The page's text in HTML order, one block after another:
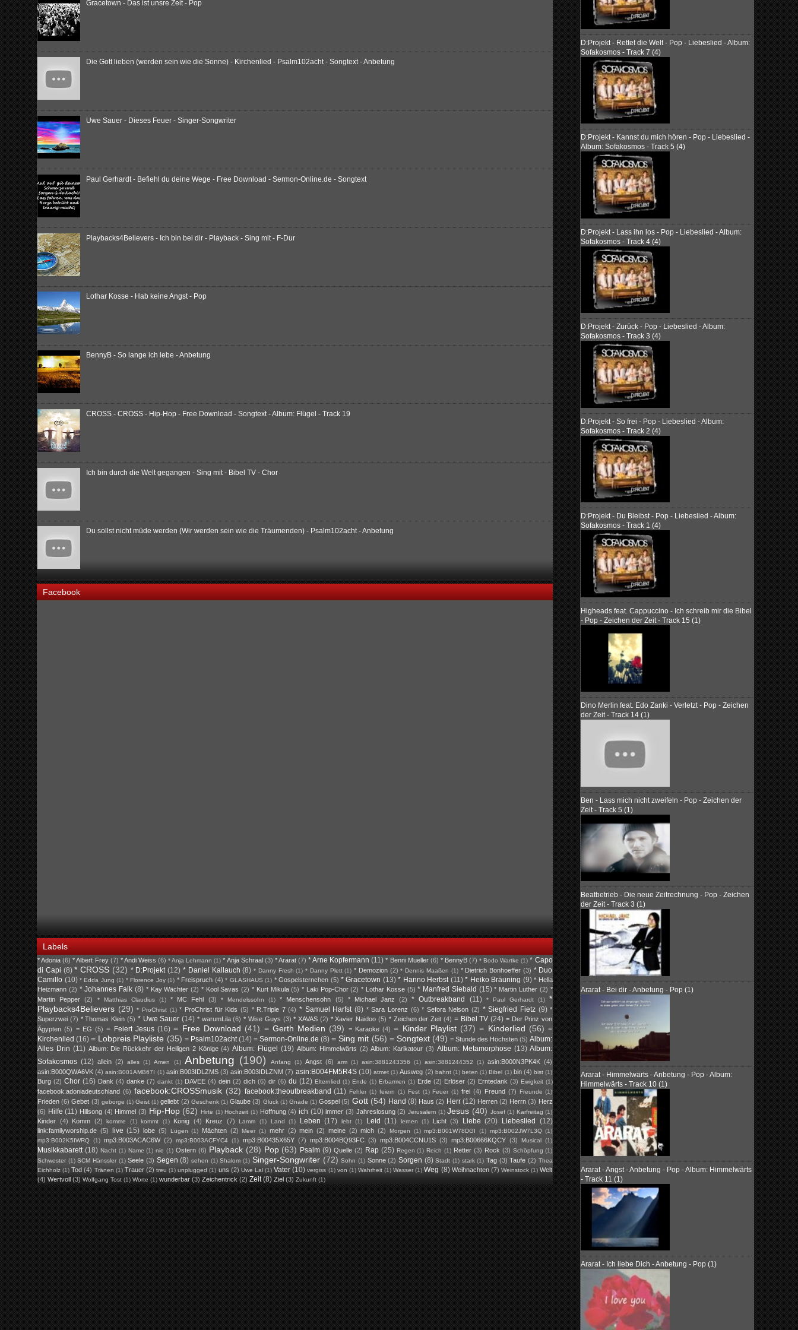
Gracetown - Das ist unsre Zeit - Pop
Die Gott lieben (werden sein wie die Sonne) - Kirchenlied - Psalm102acht - Songtext - Anbetung
Uwe Sauer - Dieses Feuer - Singer-Songwriter
Paul Gerhardt - Befiehl du deine Wege - Free Download - Sermon-Online.de - Songtext
Playbacks4Believers - Ich bin bei dir - Playback - Sing mit - F-Dur
Lothar Kosse - Hab keine Angst - Pop
BennyB - So lange ich lebe - Anbetung
CROSS - CROSS - Hip-Hop - Free Download - Songtext - Album: Flügel - Track 19
Ich bin durch die Welt gegangen - Sing mit - Bibel TV - Chor
Du sollst nicht müde werden (Wir werden sein wie die Träumenden) - Psalm102acht - Anbetung
Facebook
Labels
* Adonia (6) * Albert Frey (7) * Andi Weiss (6) * Anja Lehmann (1) * Anja Schraal (3) * Ararat (7) * Arne Kopfermann (11) * Benni Mueller (6) * BennyB (7) * Bodo Wartke (1) * Capo
di Capi (8) * CROSS (32) * D:Projekt (12) * Daniel Kallauch (8) * Danny Fresh (1) * Danny Plett (1) * Demozion (2) * Dennis Maaßen (1) * Dietrich Bonhoeffer (3) * Duo
Camillo (10) * Edda Jung (1) * Florence Joy (1) * Freispruch (4) * GLASHAUS (1) * Gospelsternchen (5) * Gracetown (13) * Hanno Herbst (11) * Heiko Bräuning (9) * Hella
Heizmann (2) * Johannes Falk (8) * Kay Wächter (2) * Kool Savas (2) * Kurt Mikula (5) * Laki Pop-Chor (2) * Lothar Kosse (5) * Manfred Siebald (15) * Martin Luther (2) *
Martin Pepper
(2) * Matthias Claudius (1) * MC Fehl (3) * Mendelssohn (1) * Menschensohn (5) * Michael Janz (2) * Outbreakband (11) * Paul Gerhardt (1)
*
Playbacks4Believers (29) * ProChrist (1) * ProChrist für Kids (5) * R.Triple 7 (4) * Samuel Harfst (8) * Sara Lorenz (6) * Sefora Nelson (2) * Siegfried Fietz (9) *
Superzwei (7) * Thomas Klein (5) * Uwe Sauer (14) * warumLila (6) * Wise Guys (3) * XAVAS (2) * Xavier Naidoo (5) * Zeichen der Zeit (4) = Bibel TV (24) = Der Prinz von
Ägypten (5) = EG (5) = Feiert Jesus (16) = Free Download (41) = Gerth Medien (39) = Karaoke (4) = Kinder Playlist (37) = Kinderlied (56) =
Kirchenlied (16) = Lobpreis Playliste (35) = Psalm102acht (14) = Sermon-Online.de (8) = Sing mit (56) = Songtext (49) = Stunde des Höchsten (5) Album:
Alles Drin (11) Album: Die Rückkehr der Heiligen 2 Könige (4) Album: Flügel (19) Album: Himmelwärts (2) Album: Karikatour (3) Album: Metamorphose (13) Album:
Sofakosmos (12) allein (2) alles (1) Amen (1) Anbetung (190) Anfang (1) Angst (6) arm (1) asin:3881243356 (1) asin:3881244352 (1) asin:B000N3PK4K (4)
asin:B000QWA6VK (4) asin:B001AMB67I (1) asin:B003IDLZMS (3) asin:B003IDLZNM (7) asin:B004FM5R4S (10) atmet (1) Ausweg (2) bahnt (1) beten (1) Bibel (1) bin (4) bist (1)
Burg (2) Chor (16) Dank (4) danke (7) dankt (1) DAVEE (4) dein (2) dich (6) dir (6) du (12) Elternlied (1) Ende (1) Erbarmen (1) Erde (2) Erlöser (2) Erntedank (3) Ewigkeit (1)
facebook:adoniadeutschland (6) facebook:CROSSmusik (32) facebook:theoutbreakband (11) Fehler (1) feiern (1) Fest (1) Feuer (1) frei (4) Freund (7) Freunde (1)
Frieden (6) Gebet (3) geborge (1) Geist (1) geliebt (2) Geschenk (1) Glaube (3) Glück (1) Gnade (1) Gospel (5) Gott (54) Hand (8) Haus (2) Herr (12) Herren (2) Herrn (3) Herz
(6) Hilfe (11) Hillsong (4) Himmel (3) Hip-Hop (62) Hirte (1) Hochzeit (1) Hoffnung (4) ich (10) immer (3) Jahreslosung (2) Jerusalem (1) Jesus (40) Josef (1) Karfreitag (1)
Kinder (4) Komm (2) komme (1) kommt (1) König (4) Kreuz (7) Lamm (1) Land (1) Leben (17) lebt (1) Leid (11) lernen (1) Licht (3) Liebe (20) Liebeslied (12)
link:familyworship.de (5) live (15) lobe (5) Lügen (1) Mächten (2) Meer (1) mehr (2) mein (2) meine (2) mich (2) Morgen (1) mp3:B001W78DGI (1) mp3:B002JW7L3Q (1)
mp3:B002K5IWRQ (1) mp3:B003ACAC6W (2) mp3:B003ACFYC4 (1) mp3:B00435X65Y (7) mp3:B004BQ93FC (3) mp3:B004CCNU1S (3) mp3:B00666KQCY (3) Musical (1)
Musikkabarett (18) Nacht (1) Name (1) nie (1) Ostern (6) Playback (28) Pop (63) Psalm (9) Quelle (2) Rap (25) Regen (1) Reich (1) Retter (3) Rock (3) Schöpfung (1)
Schwester (1) SCM Hänssler (1) Seele (3) Segen (8) sehen (1) Shalom (1) Singer-Songwriter (72) Sohn (1) Sonne (2) Sorgen (8) Stadt (1) stark (1) Tag (3) Taufe (2) Thea
Eichholz (1) Tod (4) Tränen (1) Trauer (2) treu (1) unplugged (1) uns (2) Uwe Lal (1) Vater (10) vergiss (1) von (1) Wahrheit (1) Wasser (1) Weg (8) Weihnachten (7) Weinstock (1) Welt
(4) Wertvoll (3) Wolfgang Tost (1) Worte (1) wunderbar (3) Zeichentrick (2) Zeit (8) Ziel (3) Zukunft (1)
D:Projekt - Rettet die Welt - Pop - Liebeslied - Album:
Sofakosmos - Track 7 (4)
D:Projekt - Kannst du mich hören - Pop - Liebeslied -
Album: Sofakosmos - Track 5 (4)
D:Projekt - Lass ihn los - Pop - Liebeslied - Album:
Sofakosmos - Track 4 (4)
D:Projekt - Zurück - Pop - Liebeslied - Album:
Sofakosmos - Track 3 (4)
D:Projekt - So frei - Pop - Liebeslied - Album:
Sofakosmos - Track 2 (4)
D:Projekt - Du Bleibst - Pop - Liebeslied - Album:
Sofakosmos - Track 1 (4)
Higheads feat. Cappuccino - Ich schreib mir die Bibel
- Pop - Zeichen der Zeit - Track 15 (1)
Dino Merlin feat. Edo Zanki - Verletzt - Pop - Zeichen
der Zeit - Track 14 (1)
Ben - Lass mich nicht zweifeln - Pop - Zeichen der
Zeit - Track 5 (1)
Beatbetrieb - Die neue Zeitrechnung - Pop - Zeichen
der Zeit - Track 3 (1)
Ararat - Bei dir - Anbetung - Pop (1)
Ararat - Himmelwärts - Anbetung - Pop - Album:
Himmelwärts - Track 10 (1)
Ararat - Angst - Anbetung - Pop - Album: Himmelwärts
- Track 11 (1)
Ararat - Ich liebe Dich - Anbetung - Pop (1)